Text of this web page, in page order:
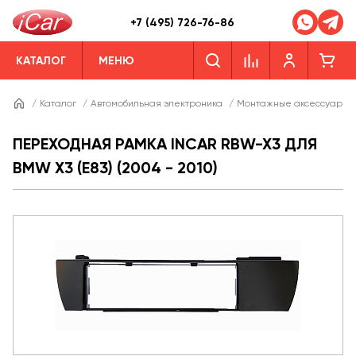
+7 (495) 726-76-86
КАТАЛОГ МЕНЮ
/ Каталог / Автомобильная электроника / Монтажные аксессуары
ПЕРЕХОДНАЯ РАМКА INCAR RBW-X3 ДЛЯ
BMW X3 (E83) (2004 - 2010)